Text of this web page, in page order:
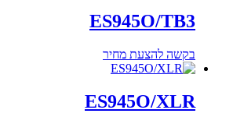
ES945O/TB3
בקשה להצעת מחיר
ES945O/XLR